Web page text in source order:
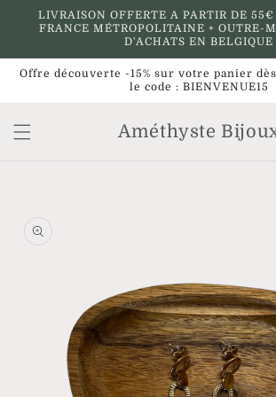
passer
au
LIVRAISON OFFERTE A PARTIR DE
FRANCE MÉTROPOLITAINE + OUTRE-
D'ACHATS EN BELGIQUE
Offre découverte -15% sur votre panier
le code : BIENVENUE15
Améthyste
informations